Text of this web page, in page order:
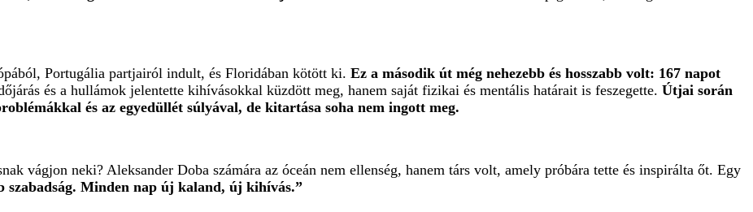
Portugália partjairól indult, és Floridában kötött ki. Ez a második út még nehezebb és hosszabb volt: 167 napot
és a hullámok jelentette kihívásokkal küzdött meg, hanem saját fizikai és mentális határait is feszegette. Útjai során
és az egyedüllét súlyával, de kitartása soha nem ingott meg.
vágjon neki? Aleksander Doba számára az óceán nem ellenség, hanem társ volt, amely próbára tette és inspirálta őt. Egy
szabadság. Minden nap új kaland, új kihívás.”